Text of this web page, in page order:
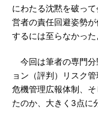
にわたる沈黙を破っ
営者の責任回避姿勢
するには至らなかった
今回は筆者の専門分
ョン（評判）リスク
危機管理広報体制、
たのか、大きく3点に